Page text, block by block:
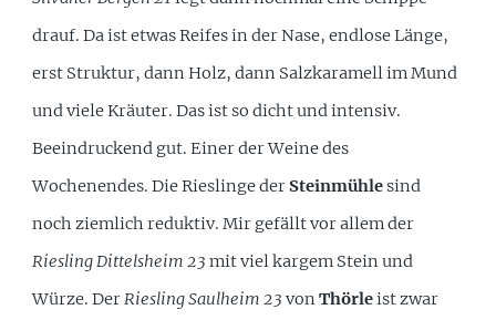
drauf. Da ist etwas Reifes in der Nase, endlose Länge,
erst Struktur, dann Holz, dann Salzkaramell im Mund
und viele Kräuter. Das ist so dicht und intensiv.
Beeindruckend gut. Einer der Weine des
Wochenendes. Die Rieslinge derSteinmühlesind
noch ziemlich reduktiv. Mir gefällt vor allem der
Riesling Dittelsheim 23 mit viel kargem Stein und
Würze. DerRiesling Saulheim 23 vonThörleist zwar